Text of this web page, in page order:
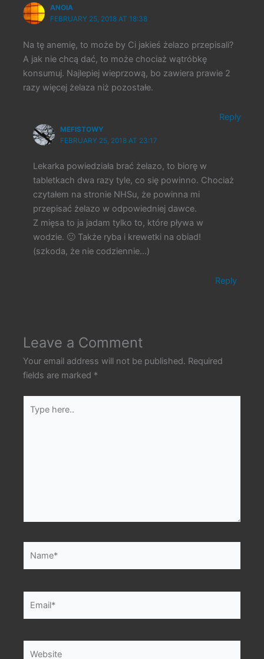
ANOIA
FEBRUARY 25, 2018 AT 18:38
Na tę anemię, to może by Ci jakieś żelazo przepisali?
A jak nie chcą dać, to może chociaż wątróbkę
konsumuj. Najlepiej wieprzową, bo zawiera prawie 2
razy więcej żelaza niż pozostałe.
Reply
MEFISTOWY
FEBRUARY 25, 2018 AT 23:17
Lekarka powiedziała brać żelazo, to biorę w
tabletkach dwa razy tyle, co się powinno. Chociaż
czytałem na stronie NHSu, że powinna mi
przepisać żelazo w odpowiedniej dawce.
Z mięsa to ja jadam tylko to, które pływa w
wodzie. 🙂 Także ryba i krewetki na obiad!
(szkoda, że nie codziennie…)
Reply
Leave a Comment
Your email address will not be published. Required
fields are marked *
here..